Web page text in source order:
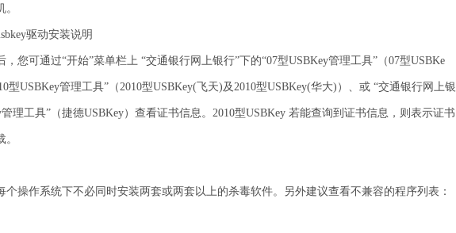
驱动安装说明
，您可通过“开始”菜单栏上 “交通银行网上银行”下的“07型USBKey管理工具”（07型USBKe
型USBKey管理工具”（2010型USBKey(飞天)及2010型USBKey(华大)）、或 “交通银行网上银
理工具”（捷德USBKey）查看证书信息。2010型USBKey 若能查询到证书信息，则表示证书
个操作系统下不必同时安装两套或两套以上的杀毒软件。另外建议查看不兼容的程序列表：